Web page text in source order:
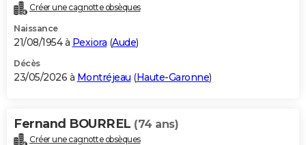
Destinations
City break
Voyage nature
Voyage de noces
Forum
Climat
+PHOTO
GUIDES D'ACHAT
BONS PLANS
Carte de Noël
Carte Bonne année
Carte Saint-Valentin
Carte Pâques
Carte d'anniversaire
DICTIONNAIRE
Créer une cagnotte obsèques
Naissance
21/08/1954 à Pexiora (Aude)
Décès
23/05/2026 à Montréjeau (Haute-Garonne)
Fernand BOURREL (74 ans)
Créer une cagnotte obsèques